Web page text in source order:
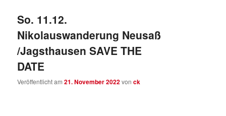
So. 11.12.
Nikolauswanderung Neusaß
/Jagsthausen SAVE THE
DATE
Veröffentlicht am21. November 2022vonck